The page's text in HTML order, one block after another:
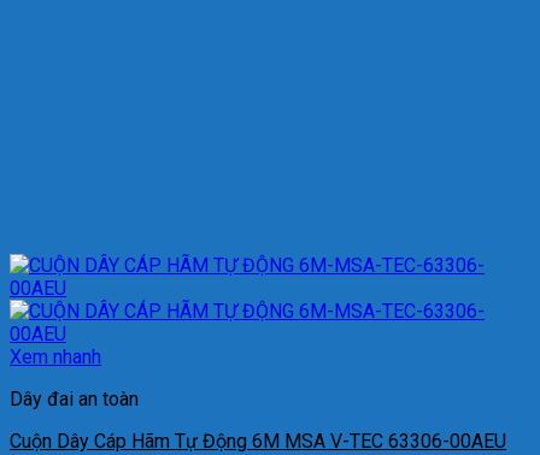
Xem nhanh
Dây đai an toàn
Cuộn Dây Cáp Hãm Tự Động 6M MSA V-TEC 63306-00AEU